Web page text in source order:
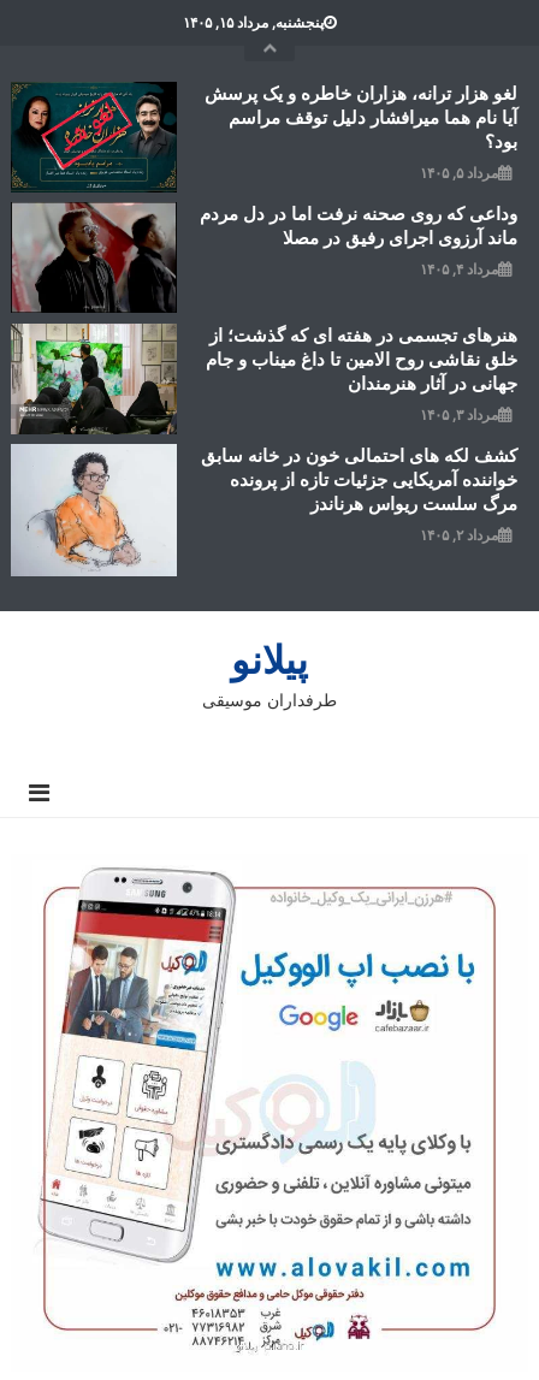
پنجشنبه, مرداد ۱۵, ۱۴۰۵
لغو هزار ترانه، هزاران خاطره و یک پرسش
آیا نام هما میرافشار دلیل توقف مراسم
بود؟
مرداد ۵, ۱۴۰۵
وداعی که روی صحنه نرفت اما در دل مردم
ماند آرزوی اجرای رفیق در مصلا
مرداد ۴, ۱۴۰۵
هنرهای تجسمی در هفته ای که گذشت؛ از
خلق نقاشی روح الامین تا داغ میناب و جام
جهانی در آثار هنرمندان
مرداد ۳, ۱۴۰۵
کشف لکه های احتمالی خون در خانه سابق
خواننده آمریکایی جزئیات تازه از پرونده
مرگ سلست ریواس هرناندز
مرداد ۲, ۱۴۰۵
پیلانو
طرفداران موسیقی